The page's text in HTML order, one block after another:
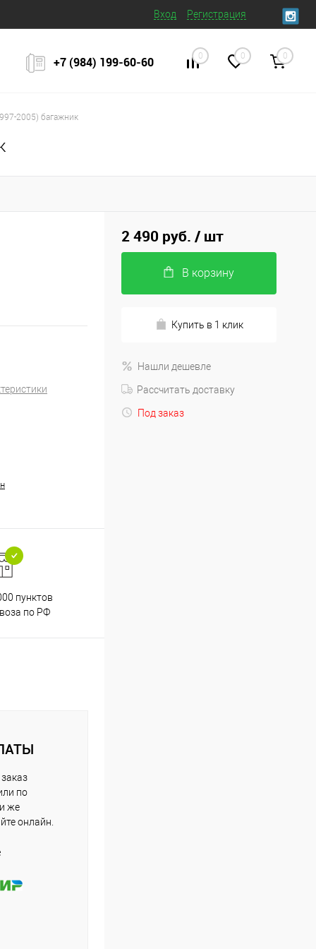
Вход Регистрация
+7 (984) 199‒60‒60 0 0 0
2005) багажник
пунктов
по РФ
по
же
онлайн.
2 490 руб. / шт
В корзину
Купить в 1 клик
Нашли дешевле
Рассчитать доставку
Под заказ